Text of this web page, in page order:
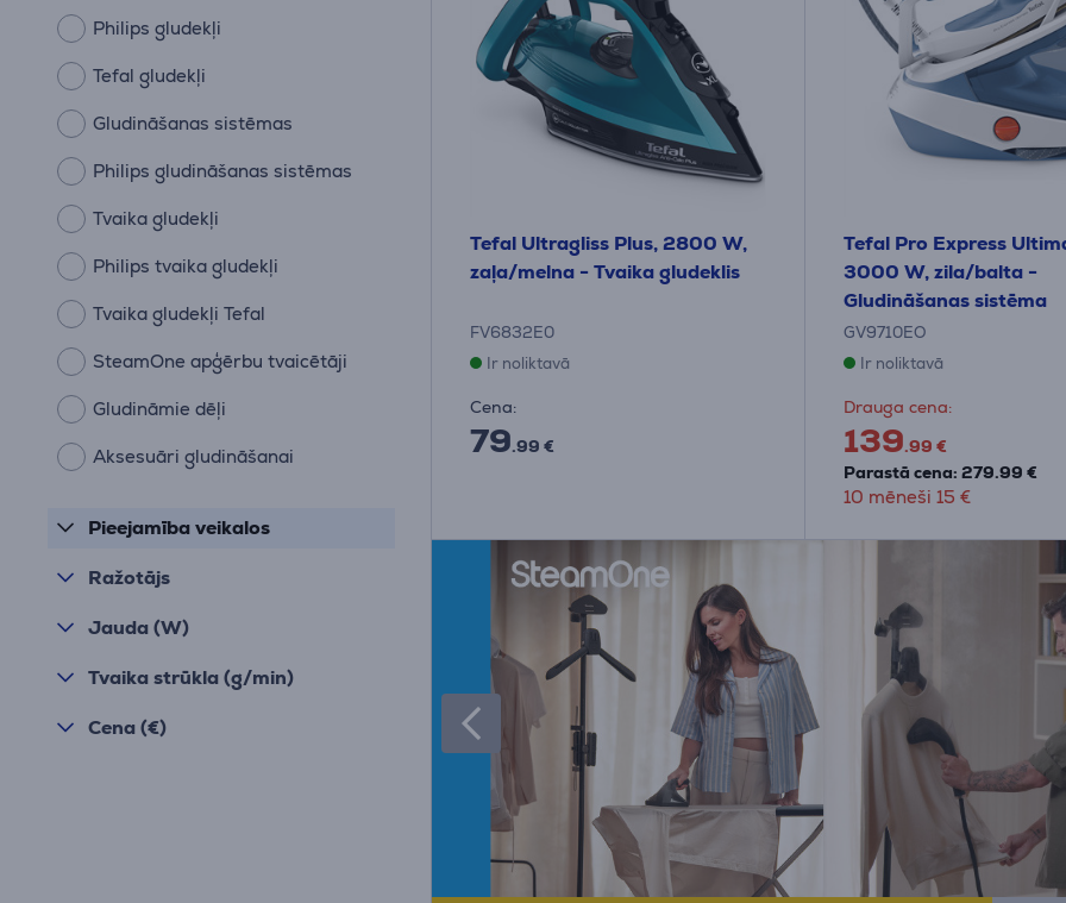
Philips gludekļi
Tefal gludekļi
Gludināšanas sistēmas
Philips gludināšanas sistēmas
Tvaika gludekļi
Philips tvaika gludekļi
Tvaika gludekļi Tefal
SteamOne apģērbu tvaicētāji
Gludināmie dēļi
Aksesuāri gludināšanai
Pieejamība veikalos
Ražotājs
Jauda (W)
Tvaika strūkla (g/min)
Cena (€)
Tefal Ultragliss Plus, 2800 W,
zaļa/melna - Tvaika gludeklis
FV6832E0
Ir noliktavā
Cena:
79.99 €
Tefal Pro Express
3000 W, zila/balta -
Gludināšanas sistēma
GV9710EO
Ir noliktavā
Drauga cena:
139.99 €
Parastā cena: 279.99 €
10 mēneši 15 €